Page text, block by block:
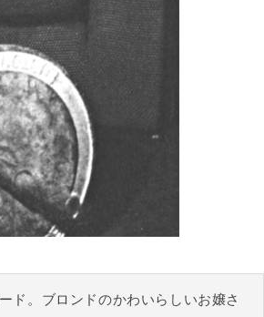
ド。ブロンドのかわいらしいお嬢さ